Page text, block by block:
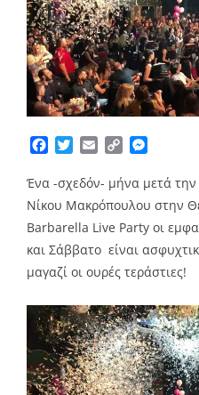
Facebook
TwitterEmailCopy
Ένα -σχεδόν- μήνα μετά
Νίκου Μακρόπουλου στην
Barbarella Live Party οι
και Σάββατο είναι
μαγαζί οι ουρές τεράστιες!